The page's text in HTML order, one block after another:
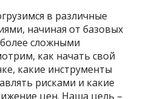
в различные
начиная от базовых
сложными
как начать свой
какие инструменты
рисками и какие
цен. Наша цель –